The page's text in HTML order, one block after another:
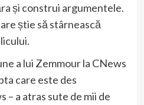
și construi argumentele.
știe să stârnească
a lui Zemmour la CNews
care este des
– a atras sute de mii de